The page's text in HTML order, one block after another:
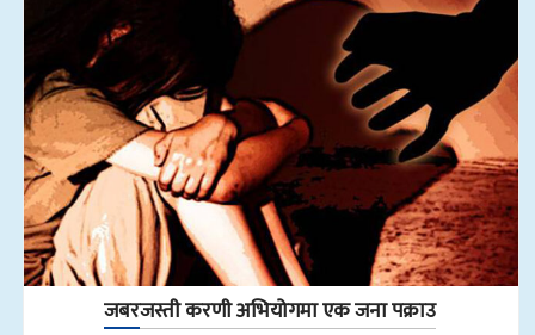
जबरजस्ती करणी अभियोगमा एक जना पक्राउ